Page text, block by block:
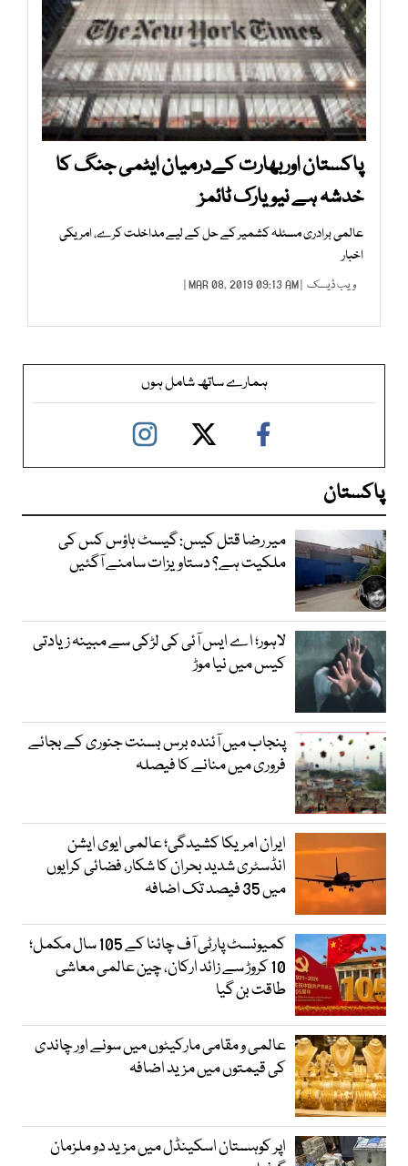
پاکستان اوربھارت کےدرمیان ایٹمی جنگ کا
خدشہ ہے نیویارک ٹائمز
عالمی برادری مسئلہ کشمیر کے حل کے لیے مداخلت کرے، امریکی
اخبار
ویب ڈیسک | MAR 08, 2019 09:13 AM |
ہمارے ساتھ شامل ہوں
پاکستان
میر رضا قتل کیس: گیسٹ ہاؤس کس کی
ملکیت ہے؟ دستاویزات سامنے آگئیں
لاہور؛ اے ایس آئی کی لڑکی سے مبینہ زیادتی
کیس میں نیا موڑ
پنجاب میں آئندہ برس بسنت جنوری کے بجائے
فروری میں منانے کا فیصلہ
ایران امریکا کشیدگی؛ عالمی ایوی ایشن
انڈسٹری شدید بحران کا شکار، فضائی کرایوں
میں 35 فیصد تک اضافہ
کمیونسٹ پارٹی آف چائنا کے 105 سال مکمل؛
10 کروڑ سے زائد ارکان، چین عالمی معاشی
طاقت بن گیا
عالمی و مقامی مارکیٹوں میں سونے اور چاندی
کی قیمتوں میں مزید اضافہ
اپر کوہستان اسکینڈل میں مزید دو ملزمان